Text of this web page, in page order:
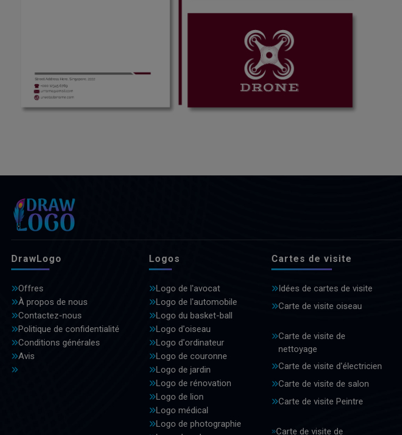
DrawLogo
Offres
À propos de nous
Contactez-nous
Politique de confidentialité
Conditions générales
Avis
Logos
Logo de l'avocat
Logo de l'automobile
Logo du basket-ball
Logo d'oiseau
Logo d'ordinateur
Logo de couronne
Logo de jardin
Logo de rénovation
Logo de lion
Logo médical
Logo de photographie
Cartes de visite
Idées de cartes de visite
Carte de visite oiseau
Carte de visite de
nettoyage
Carte de visite d'électricien
Carte de visite de salon
Carte de visite Peintre
Carte de visite de